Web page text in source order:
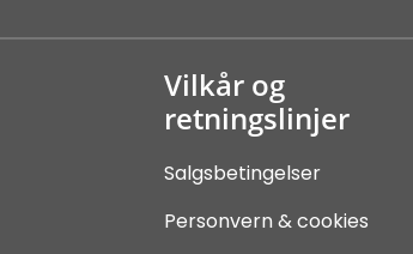
Vilkår og
retningslinjer
Salgsbetingelser
Personvern & cookies